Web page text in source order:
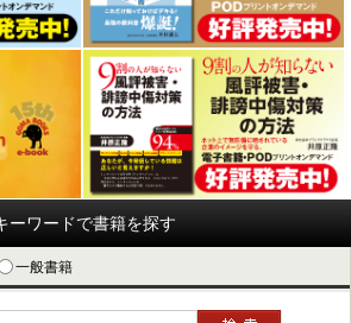
ーワードで書籍を探す
一般書籍